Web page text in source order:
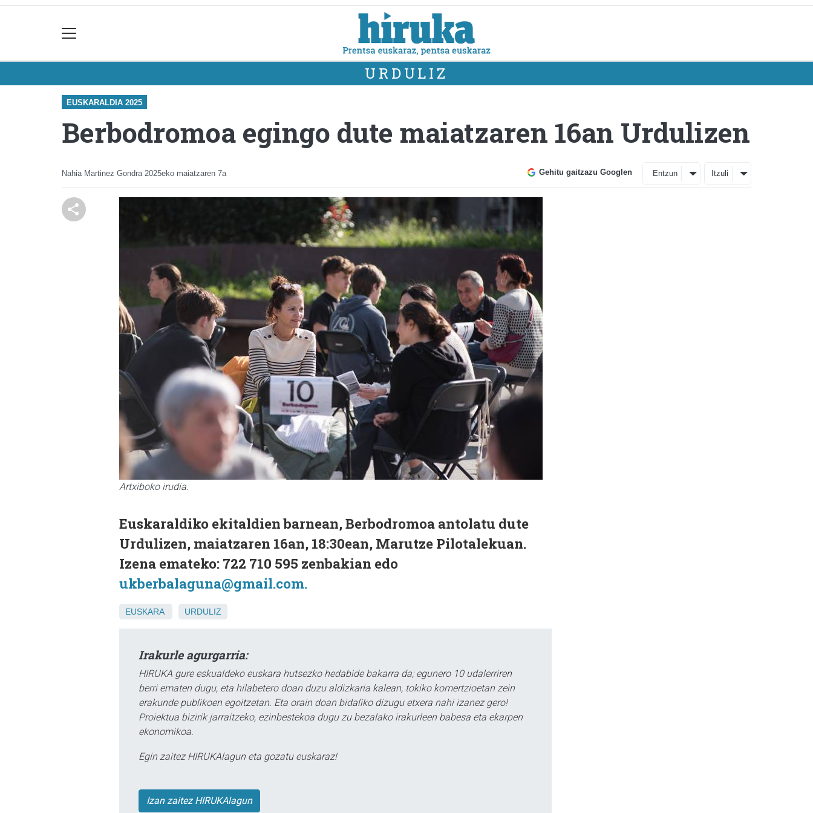
URDULIZ
EUSKARALDIA 2025
Berbodromoa egingo dute maiatzaren 16an Urdulizen
Nahia Martinez Gondra 2025eko maiatzaren 7a Gehitu gaitzazu Googlen Entzun Itzuli
Artxiboko irudia.
Euskaraldiko ekitaldien barnean, Berbodromoa antolatu dute
Urdulizen, maiatzaren 16an, 18:30ean, Marutze Pilotalekuan.
Izena emateko: 722 710 595 zenbakian edo
ukberbalaguna@gmail.com.
EUSKARA URDULIZ
Irakurle agurgarria:
HIRUKA gure eskualdeko euskara hutsezko hedabide bakarra da; egunero 10 udalerriren
berri ematen dugu, eta hilabetero doan duzu aldizkaria kalean, tokiko komertzioetan zein
erakunde publikoen egoitzetan. Eta orain doan bidaliko dizugu etxera nahi izanez gero!
Proiektua bizirik jarraitzeko, ezinbestekoa dugu zu bezalako irakurleen babesa eta ekarpen
ekonomikoa.
Egin zaitez HIRUKAlagun eta gozatu euskaraz!
Izan zaitez HIRUKAlagun